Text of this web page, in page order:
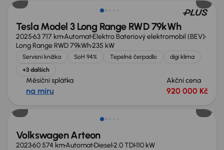
Tesla Model 3 Long Range RWD 79kWh
202563 717 kmAutomatElektro Bateriový elektromobil (BEV)
Long Range RWD 79kWh235 kW
Servisní knížka SoH 94% Tepelné čerpadlo
digi klima
+3 dalších
Měsíční splátka
na míru
Akční cena
920 000 Kč
Volkswagen Arteon
202360 574 kmAutomatDiesel2.0 TDI110 kW